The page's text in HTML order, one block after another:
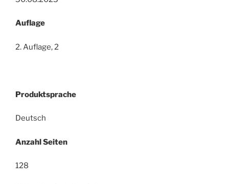
Auflage
2. Auflage, 2
Produktsprache
Deutsch
Anzahl Seiten
128